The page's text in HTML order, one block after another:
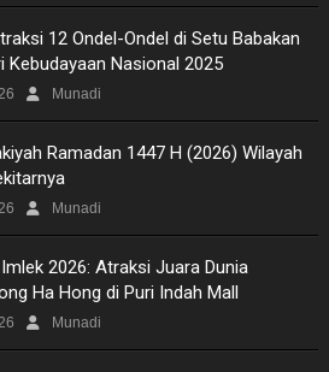
12 Ondel-Ondel di Setu Babakan
Kebudayaan Nasional 2025
Munadi
Ramadan 1447 H (2026) Wilayah
Munadi
2026: Atraksi Juara Dunia
Ha Hong di Puri Indah Mall
Munadi